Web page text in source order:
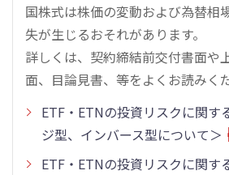
国株式は株価の変動および為替相
失が生じるおそれがあります。
詳しくは、契約締結前交付書面や
面、目論見書、等をよくお読みく
ETF・ETNの投資リスクに関す
ジ型、インバース型について＞
ETF・ETNの投資リスクに関す